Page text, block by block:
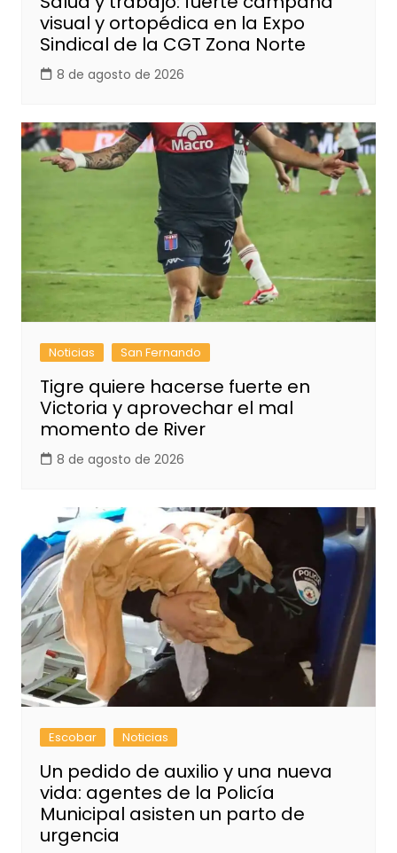
visual y ortopédica en la Expo
Sindical de la CGT Zona Norte
8 de agosto de 2026
Noticias San Fernando
Tigre quiere hacerse fuerte en
Victoria y aprovechar el mal
momento de River
8 de agosto de 2026
Escobar Noticias
Un pedido de auxilio y una nueva
vida: agentes de la Policía
Municipal asisten un parto de
urgencia